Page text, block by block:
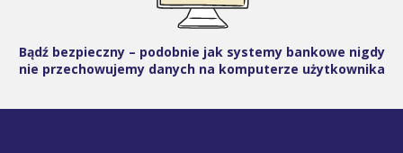
Bądź bezpieczny – podobnie jak systemy bankowe nigdy
nie przechowujemy danych na komputerze użytkownika